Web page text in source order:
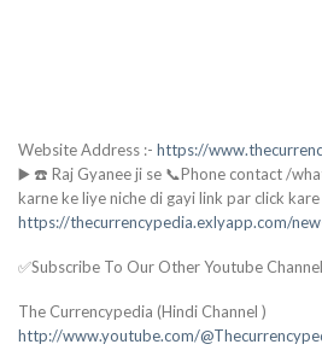
Website Address :- https://
▶️ ☎️ Raj Gyanee ji se 📞Phone contact /
karne ke liye niche di gayi link par click kare
https://thecurrencypedia.exlyapp.com/
✅Subscribe To Our Other Youtube
The Currencypedia (Hindi Channel )
http://www.youtube.com/